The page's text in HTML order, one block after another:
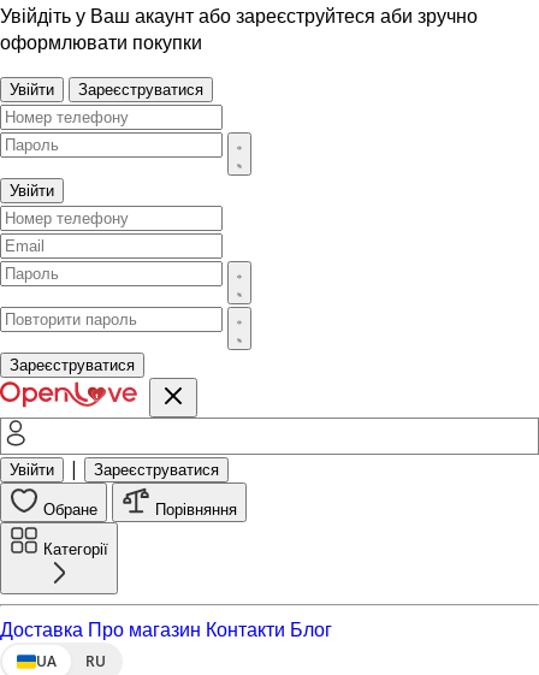
Увійдіть у Ваш акаунт або зареєструйтеся аби зручно
оформлювати покупки
Увійти Зареєструватися
Увійти
Зареєструватися
Увійти | Зареєструватися
Обране Порівняння
Категорії
Доставка Про магазин Контакти Блог
UA RU